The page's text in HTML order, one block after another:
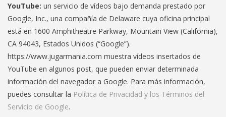
YouTube: un servicio de vídeos bajo demanda prestado por
Google, Inc., una compañía de Delaware cuya oficina principal
está en 1600 Amphitheatre Parkway, Mountain View (California),
CA 94043, Estados Unidos (“Google”).
https://www.jugarmania.com muestra vídeos insertados de
YouTube en algunos post, que pueden enviar determinada
información del navegador a Google. Para más información,
puedes consultar la Política de Privacidad y los Términos del
Servicio de Google.